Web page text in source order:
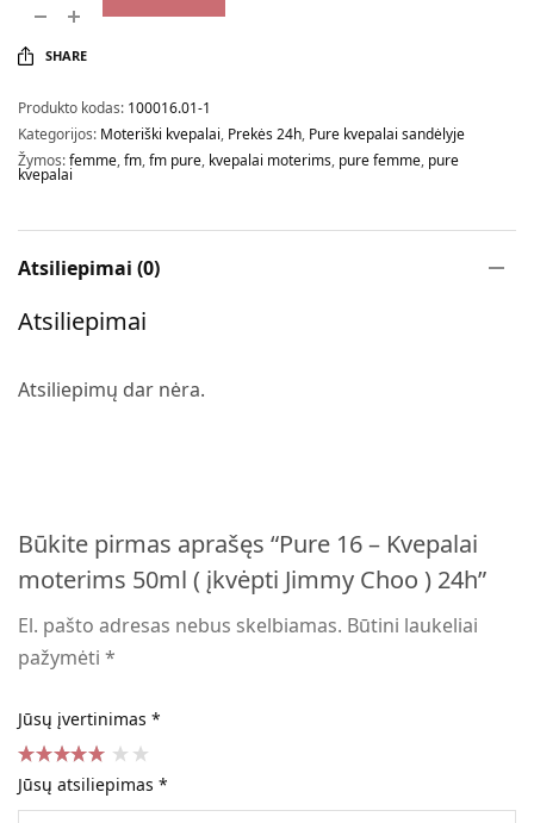
SHARE
Produkto kodas: 100016.01-1
Kategorijos: Moteriški kvepalai, Prekės 24h, Pure kvepalai sandėlyje
Žymos:femme,fm,fm pure, kvepalai moterims, pure femme, pure
kvepalai
Atsiliepimai (0)
Atsiliepimai
Atsiliepimų dar nėra.
Būkite pirmas aprašęs “Pure 16 – Kvepalai
moterims 50ml ( įkvėpti Jimmy Choo ) 24h”
El. pašto adresas nebus skelbiamas. Būtini laukeliai
pažymėti*
Jūsų įvertinimas *
Jūsų atsiliepimas*